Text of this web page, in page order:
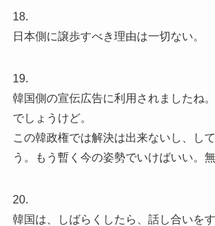
18.
日本側に譲歩すべき理由は一切ない。
19.
韓国側の宣伝広告に利用されましたね
でしょうけど。
この韓政権では解決は出来ないし、し
う。もう暫く今の姿勢でいけばいい。無
20.
韓国は、しばらくしたら、話し合いを